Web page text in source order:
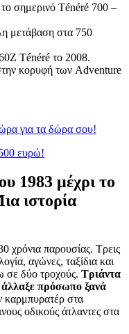
σημερινό Ténéré 700 –
μετάβαση στα 750
Ténéré το 2008.
κορυφή των Adventure
για τα δώρα σου!
ευρώ!
1983 μέχρι το
ιστορία
χρόνια παρουσίας. Τρεις
αγώνες, ταξίδια και
σε δύο τροχούς. Τριάντα
άλλαξε πρόσωπο ξανά
καρμπυρατέρ στα
οδικούς άτλαντες στα